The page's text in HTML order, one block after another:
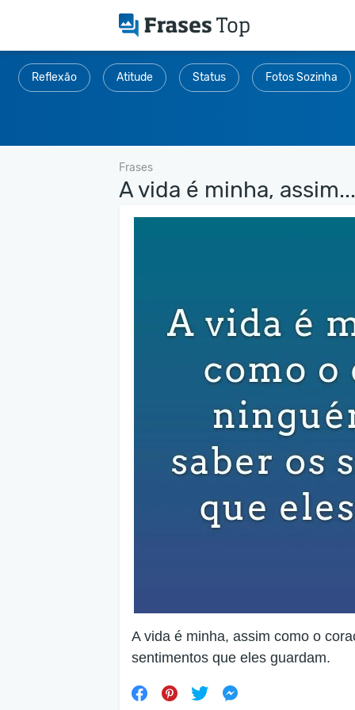
Reflexão Atitude Status Fotos Sozinha
Frases
A vida é minha, assim...
A vida é minha, assim como o
sentimentos que eles guardam.